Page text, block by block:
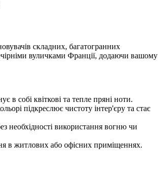
складних, багатогранних
вуличками Франції, додаючи вашому
в собі квіткові та тепле пряні ноти.
підкреслює чистоту інтер'єру та стає
необхідності використання вогню чи
в житлових або офісних приміщеннях.